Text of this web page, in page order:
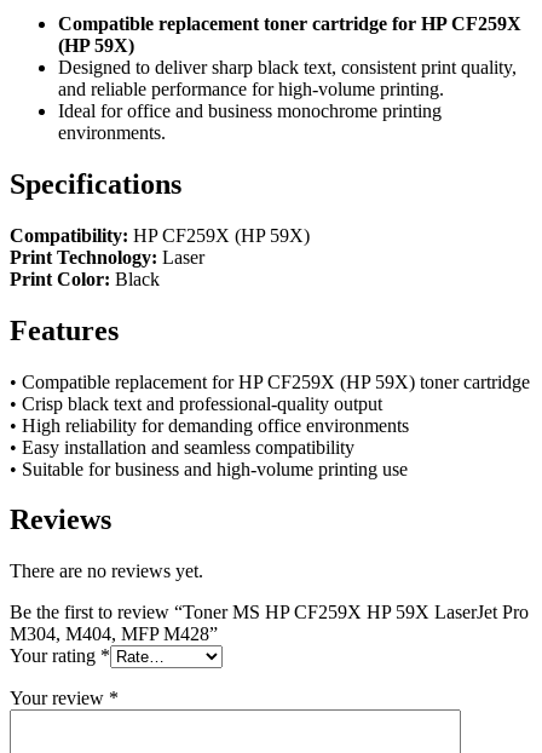
Compatible replacement toner cartridge for HP CF259X
(HP 59X)
Designed to deliver sharp black text, consistent print quality,
and reliable performance for high-volume printing.
Ideal for office and business monochrome printing
environments.
Specifications
Compatibility: HP CF259X (HP 59X)
Print Technology: Laser
Print Color: Black
Features
• Compatible replacement for HP CF259X (HP 59X) toner cartridge
• Crisp black text and professional-quality output
• High reliability for demanding office environments
• Easy installation and seamless compatibility
• Suitable for business and high-volume printing use
Reviews
There are no reviews yet.
Be the first to review “Toner MS HP CF259X HP 59X LaserJet Pro
M304, M404, MFP M428”
Your rating *
Your review *